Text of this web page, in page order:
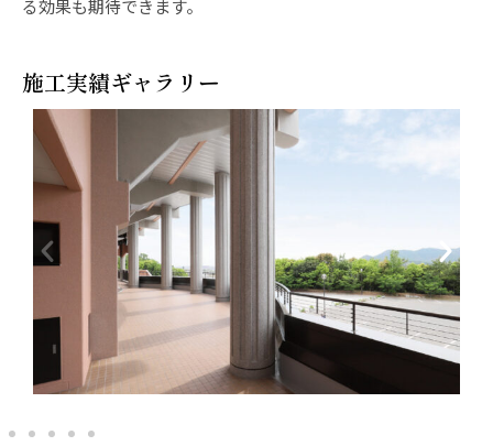
る効果も期待できます。
施工実績ギャラリー